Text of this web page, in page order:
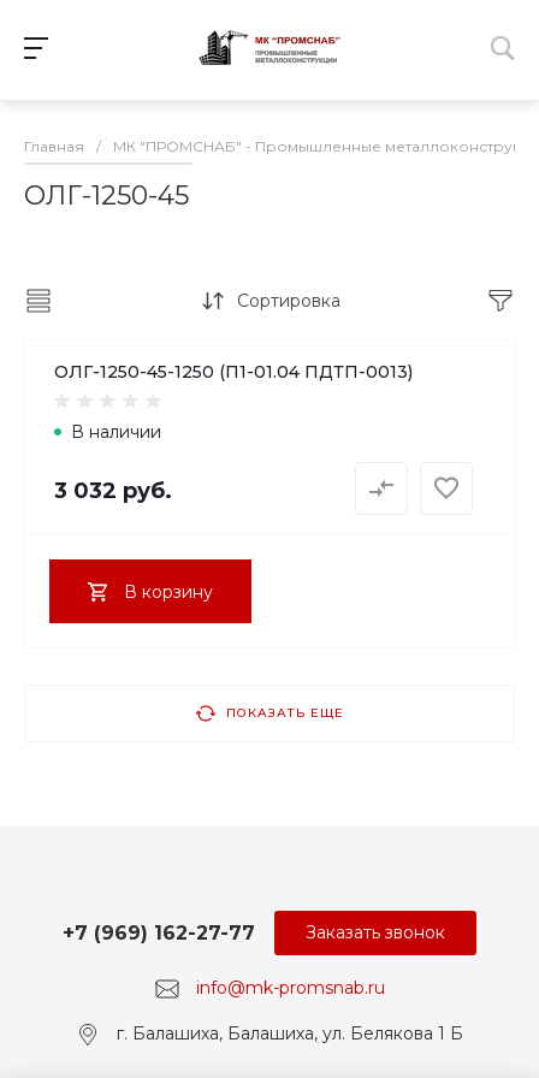
Главная / МК "ПРОМСНАБ" - Промышленные
ОЛГ-1250-45
Сортировка
ОЛГ-1250-45-1250 (П1-01.04 ПДТП-0013)
В наличии
3 032 руб.
В корзину
ПОКАЗАТЬ ЕЩЕ
info@mk-promsnab.ru
+7 (969) 162-27-77
г. Балашиха, Балашиха, ул. Белякова 1 Б
Заказать звонок